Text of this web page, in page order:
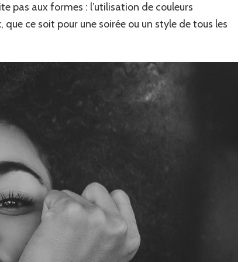
pas aux formes : l’utilisation de couleurs
ce soit pour une soirée ou un style de tous les